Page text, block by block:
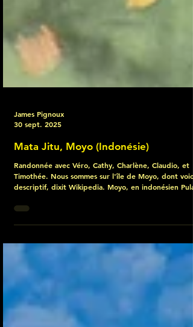
James Pignoux
30 sept. 2025
Mata Jitu, Moyo (Indonésie)
Timothée. Nous sommes sur l'île de Moyo, dont voici
descriptif, dixit Wikipedia. Moyo, en indonésien
Sumbawa, dans le kabupaten du même nom,
de Nusa Tenggara occidental. Elle a une superficie
320,44 km2 et ferme à moitié la baie de Saleh. Sa
population est d’environ 1 000 habitants répartis
6 villages, dont le plus important est Labuan Aji. Les